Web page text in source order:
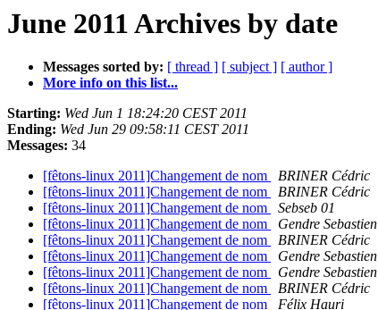
June 2011 Archives by date
Messages sorted by: [ thread ] [ subject ] [ author ]
More info on this list...
Starting: Wed Jun 1 18:24:20 CEST 2011
Ending: Wed Jun 29 09:58:11 CEST 2011
Messages: 34
[fêtons-linux 2011]Changement de nom
BRINER Cédric
[fêtons-linux 2011]Changement de nom
BRINER Cédric
[fêtons-linux 2011]Changement de nom
Sebseb 01
[fêtons-linux 2011]Changement de nom
Gendre Sebastien
[fêtons-linux 2011]Changement de nom
BRINER Cédric
[fêtons-linux 2011]Changement de nom
Gendre Sebastien
[fêtons-linux 2011]Changement de nom
Gendre Sebastien
[fêtons-linux 2011]Changement de nom
BRINER Cédric
[fêtons-linux 2011]Changement de nom
Félix Hauri